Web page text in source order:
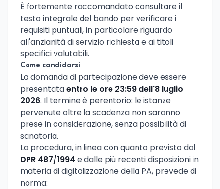
È fortemente raccomandato consultare il
testo integrale del bando per verificare i
requisiti puntuali, in particolare riguardo
all'anzianità di servizio richiesta e ai titoli
specifici valutabili.
Come candidarsi
La domanda di partecipazione deve essere
presentataentro le ore 23:59 dell'8 luglio
2026. Il termine è perentorio: le istanze
pervenute oltre la scadenza non saranno
prese in considerazione, senza possibilità di
sanatoria.
La procedura, in linea con quanto previsto dal
DPR 487/1994 e dalle più recenti disposizioni in
materia di digitalizzazione della PA, prevede di
norma: